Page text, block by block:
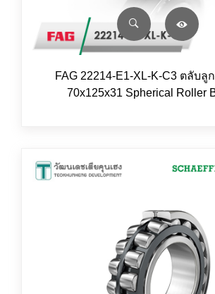
FAG 22214-E1-XL-K-C3 ตลับ
70x125x31 Spherical Roller